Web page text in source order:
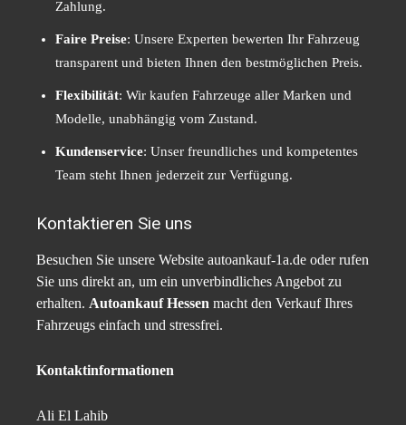
Zahlung.
Faire Preise: Unsere Experten bewerten Ihr Fahrzeug
transparent und bieten Ihnen den bestmöglichen Preis.
Flexibilität: Wir kaufen Fahrzeuge aller Marken und
Modelle, unabhängig vom Zustand.
Kundenservice: Unser freundliches und kompetentes
Team steht Ihnen jederzeit zur Verfügung.
Kontaktieren Sie uns
Besuchen Sie unsere Website autoankauf-1a.de oder rufen
Sie uns direkt an, um ein unverbindliches Angebot zu
erhalten. Autoankauf Hessen macht den Verkauf Ihres
Fahrzeugs einfach und stressfrei.
Kontaktinformationen
Ali El Lahib